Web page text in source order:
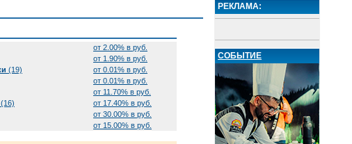
от 2.00% в руб.
от 1.90% в руб.
(19)
от 0.01% в руб.
от 0.01% в руб.
от 11.70% в руб.
(16)
от 17.40% в руб.
от 30.00% в руб.
от 15.00% в руб.
РЕКЛАМА:
СОБЫТИЕ